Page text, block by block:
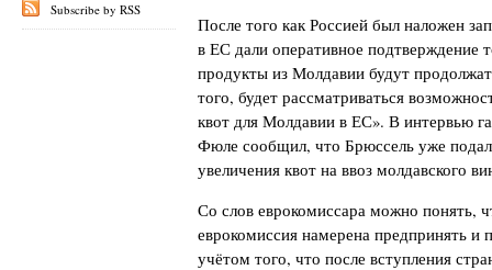
После того как Россией был наложен
в ЕС дали оперативное подтверждение
продукты из Молдавии будут
того, будет рассматриваться
квот для Молдавии в ЕС». В интервью
Фюле сообщил, что Брюссель уже
увеличения квот на ввоз молдавского
Со слов еврокомиссара можно понять,
еврокомиссия намерена предпринять
учётом того, что после вступления
Subscribe by RSS